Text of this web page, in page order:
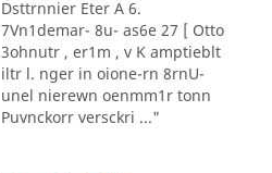
Dsttrnnier Eter A 6.
7Vn1demar- 8u- as6e 27 [ Otto
3ohnutr , er1m , v K amptieblt
iltr l. nger in oione-rn 8rnU-
unel nierewn oenmm1r tonn
Puvnckorr versckri ..."